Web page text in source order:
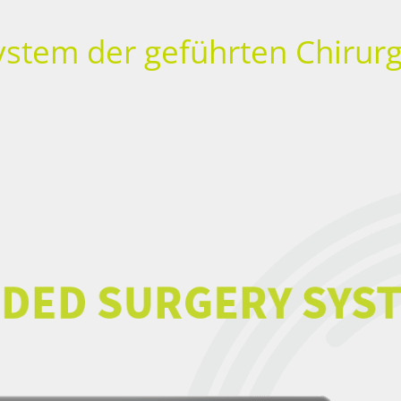
der geführten